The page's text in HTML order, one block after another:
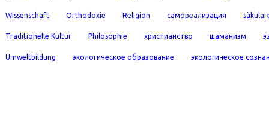
Wissenschaft Orthodoxie Religion самореализация
Traditionelle Kultur Philosophie христианство шаманизм
Umweltbildung экологическое образование экологическое